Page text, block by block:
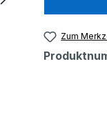
Zum